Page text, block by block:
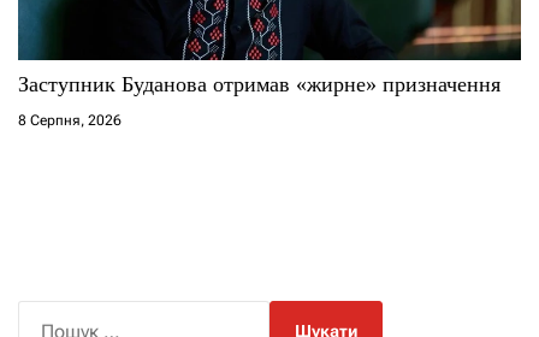
Заступник Буданова отримав «жирне» призначення
8 Серпня, 2026